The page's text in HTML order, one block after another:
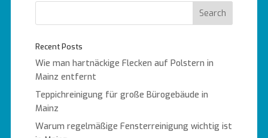
Recent Posts
Wie man hartnäckige Flecken auf Polstern in
Mainz entfernt
Teppichreinigung für große Bürogebäude in
Mainz
Warum regelmäßige Fensterreinigung wichtig ist